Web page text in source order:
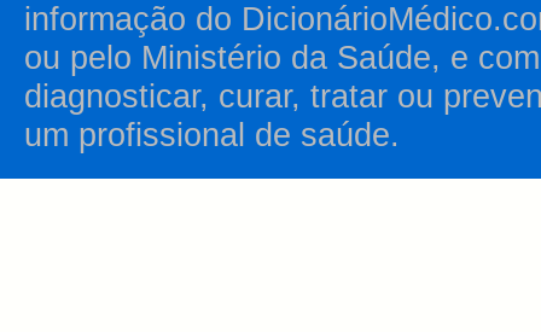
informação do
ou pelo Ministério da Saúde, e
diagnosticar, curar, tratar ou
um profissional de saúde.